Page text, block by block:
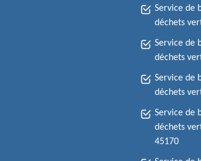
Service de
déchets
Service de
déchets
Service de
déchets
Service de
déchets
45170